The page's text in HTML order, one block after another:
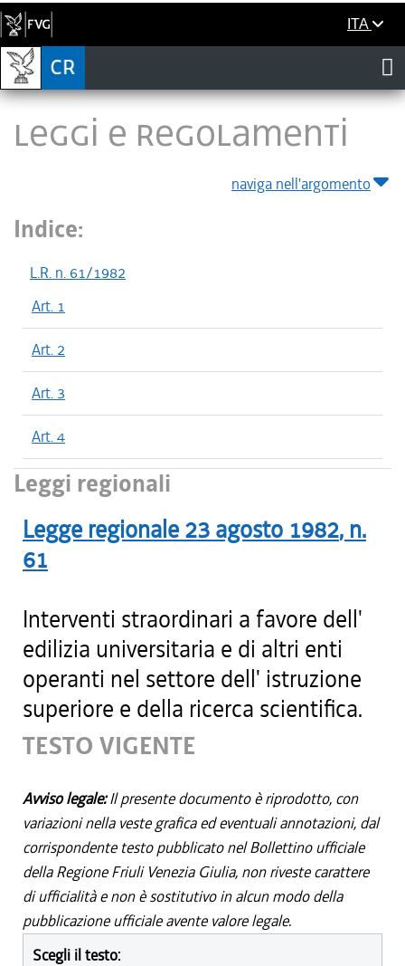
ITA
LEGGI E REGOLAMENTI
naviga nell'argomento
Indice:
L.R. n. 61/1982
Art. 1
Art. 2
Art. 3
Art. 4
Leggi regionali
Legge regionale 23 agosto 1982, n.
61
Interventi straordinari a favore dell'
edilizia universitaria e di altri enti
operanti nel settore dell' istruzione
superiore e della ricerca scientifica.
TESTO VIGENTE
Avviso legale:Il presente documento è riprodotto, con
variazioni nella veste grafica ed eventuali annotazioni, dal
corrispondente testo pubblicato nel Bollettino ufficiale
della Regione Friuli Venezia Giulia, non riveste carattere
di ufficialità e non è sostitutivo in alcun modo della
pubblicazione ufficiale avente valore legale.
Scegli il testo: